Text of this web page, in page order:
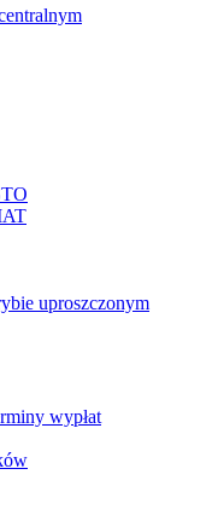
uproszczonym
wypłat